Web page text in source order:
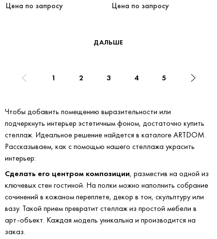
Цена по запросу
Цена по запросу
ДАЛЬШЕ
1 2 3 4 5
Чтобы добавить помещению выразительности или
подчеркнуть интерьер эстетичным фоном, достаточно купить
стеллаж. Идеальное решение найдется в каталоге ARTDOM.
Рассказываем, как с помощью нашего стеллажа украсить
интерьер:
Сделать его центром композиции, разместив на одной из
ключевых стен гостиной. На полки можно наполнить собрание
сочинений в кожаном переплете, декор в тон, скульптуру или
вазу. Такой прием превратит стеллаж из простой мебели в
арт-объект. Каждая модель уникальна и производится на
заказ.